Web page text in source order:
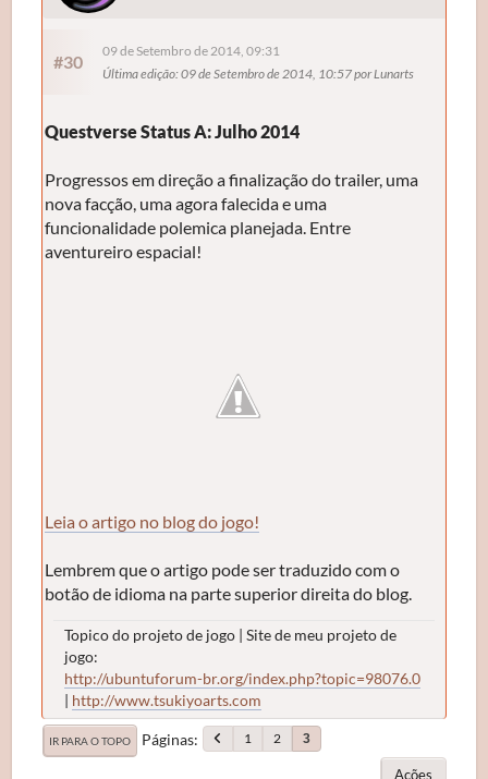
#30
09 de Setembro de 2014, 09:31
Última edição: 09 de Setembro de 2014, 10:57 por Lunarts
Questverse Status A: Julho 2014
Progressos em direção a finalização do trailer, uma
nova facção, uma agora falecida e uma
funcionalidade polemica planejada. Entre
aventureiro espacial!
Leia o artigo no blog do jogo!
Lembrem que o artigo pode ser traduzido com o
botão de idioma na parte superior direita do blog.
Topico do projeto de jogo | Site de meu projeto de
jogo:
http://ubuntuforum-br.org/index.php?topic=98076.0
| http://www.tsukiyoarts.com
IR PARA O TOPO Páginas 1 2 3
Ações